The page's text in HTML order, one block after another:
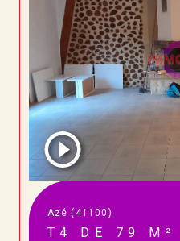
Azé (41100)
T4 DE 79 M²